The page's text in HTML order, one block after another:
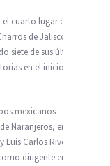
cuarto lugar en la
de Jalisco por
siete de sus últimos
en el inicio de la
mexicanos– en
Naranjeros, en su
Carlos Rivera en
dirigente en